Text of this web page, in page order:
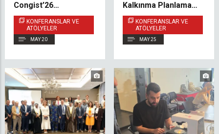
Congist’26
Kongresi’nde
Uluslararası
Akademik Diyaloğa
KONFERANSLAR VE
ATÖLYELER
MAY 20
Kalkınma Planlaması
Toplantısında Ara
Dönem
Değerlendirmeleri
KONFERANSLAR VE
ATÖLYELER
MAY 25